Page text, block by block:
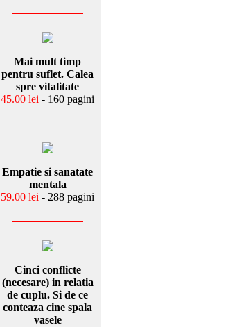
Mai mult timp
pentru suflet. Calea
spre vitalitate
45.00 lei - 160 pagini
Empatie si sanatate
mentala
59.00 lei - 288 pagini
Cinci conflicte
(necesare) in relatia
de cuplu. Si de ce
conteaza cine spala
vasele